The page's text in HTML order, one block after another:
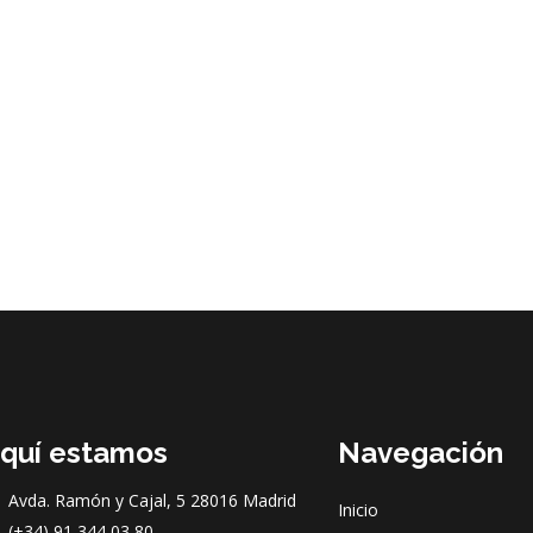
estamos
Avda. Ramón y Cajal, 5 28016 Madrid
Navegación
Inicio